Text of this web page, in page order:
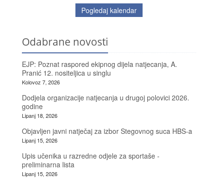
Pogledaj kalendar
Odabrane novosti
EJP: Poznat raspored ekipnog dijela natjecanja, A.
Pranić 12. nositeljica u singlu
Kolovoz 7, 2026
Dodjela organizacije natjecanja u drugoj polovici 2026.
godine
Lipanj 18, 2026
Objavljen javni natječaj za izbor Stegovnog suca HBS-a
Lipanj 15, 2026
Upis učenika u razredne odjele za sportaše -
preliminarna lista
Lipanj 15, 2026